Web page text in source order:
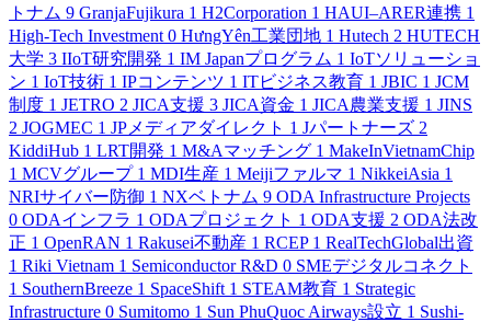
トナム 9 GranjaFujikura 1 H2Corporation 1 HAUI–ARER連携 1
High-Tech Investment 0 HưngYên工業団地 1 Hutech 2 HUTECH
大学 3 IIoT研究開発 1 IM Japanプログラム 1 IoTソリューショ
ン 1 IoT技術 1 IPコンテンツ 1 ITビジネス教育 1 JBIC 1 JCM
制度 1 JETRO 2 JICA支援 3 JICA資金 1 JICA農業支援 1 JINS
2 JOGMEC 1 JPメディアダイレクト 1 Jパートナーズ 2
KiddiHub 1 LRT開発 1 M&Aマッチング 1 MakeInVietnamChip
1 MCVグループ 1 MDI生産 1 Meijiファルマ 1 NikkeiAsia 1
NRIサイバー防御 1 NXベトナム 9 ODA Infrastructure Projects
0 ODAインフラ 1 ODAプロジェクト 1 ODA支援 2 ODA法改
正 1 OpenRAN 1 Rakusei不動産 1 RCEP 1 RealTechGlobal出資
1 Riki Vietnam 1 Semiconductor R&D 0 SMEデジタルコネクト
1 SouthernBreeze 1 SpaceShift 1 STEAM教育 1 Strategic
Infrastructure 0 Sumitomo 1 Sun PhuQuoc Airways設立 1 Sushi-